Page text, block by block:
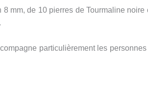
mm, de 10 pierres de Tourmaline
particulièrement les